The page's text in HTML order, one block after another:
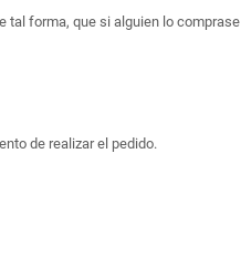
forma, que si alguien lo
de realizar el pedido.